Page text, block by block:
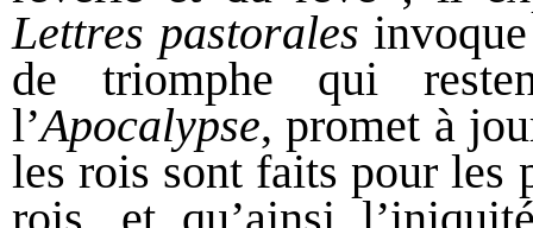
Lettres pastorales
de triomphe qui
l’Apocalypse, promet à
les rois sont faits pour les